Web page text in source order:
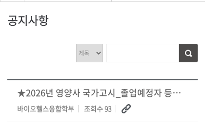
공지사항
★2026년 영양사 국가고시_졸업예정자 등록★
바이오헬스융합학부 조회수 93